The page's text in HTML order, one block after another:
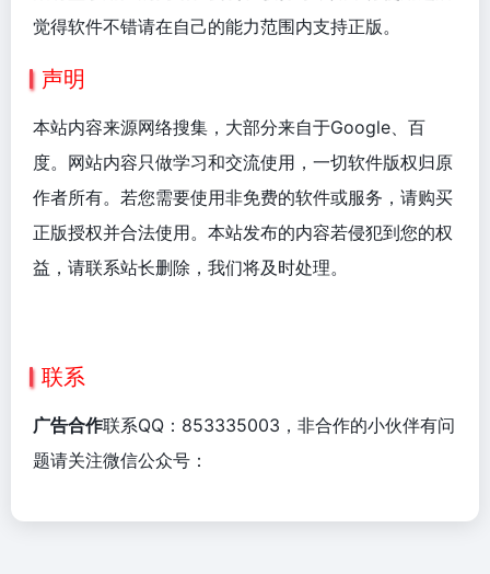
觉得软件不错请在自己的能力范围内支持正版。
声明
本站内容来源网络搜集，大部分来自于Google、百
度。网站内容只做学习和交流使用，一切软件版权归原
作者所有。若您需要使用非免费的软件或服务，请购买
正版授权并合法使用。本站发布的内容若侵犯到您的权
益，请联系站长删除，我们将及时处理。
联系
广告合作联系QQ：853335003，非合作的小伙伴有问
题请关注微信公众号：